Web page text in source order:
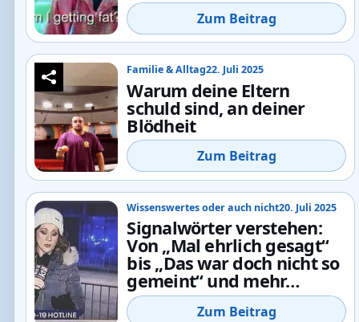
Zum Beitrag
Familie & Alltag22. Juli 2025
Warum deine Eltern
schuld sind, an deiner
Blödheit
Zum Beitrag
Wissenswertes oder auch nicht20. Juli 2025
Signalwörter verstehen:
Von „Mal ehrlich gesagt“
bis „Das war doch nicht so
gemeint“ und mehr…
Zum Beitrag